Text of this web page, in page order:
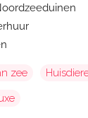
zee